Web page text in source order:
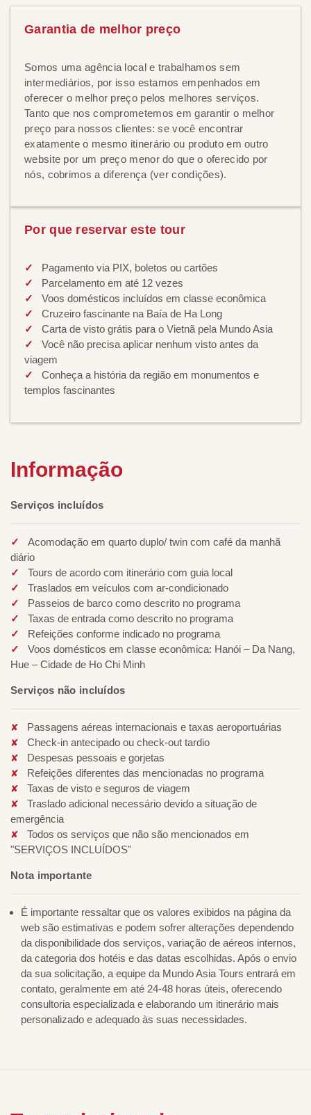
Garantia de melhor preço
Somos uma agência local e trabalhamos sem
intermediários, por isso estamos empenhados em
oferecer o melhor preço pelos melhores serviços.
Tanto que nos comprometemos em garantir o melhor
preço para nossos clientes: se você encontrar
exatamente o mesmo itinerário ou produto em outro
website por um preço menor do que o oferecido por
nós, cobrimos a diferença (ver condições).
Por que reservar este tour
Pagamento via PIX, boletos ou cartões
Parcelamento em até 12 vezes
Voos domésticos incluídos em classe econômica
Cruzeiro fascinante na Baía de Ha Long
Carta de visto grátis para o Vietnã pela Mundo Asia
Você não precisa aplicar nenhum visto antes da
viagem
Conheça a história da região em monumentos e
templos fascinantes
Informação
Serviços incluídos
Acomodação em quarto duplo/ twin com café da manhã
diário
Tours de acordo com itinerário com guia local
Traslados em veículos com ar-condicionado
Passeios de barco como descrito no programa
Taxas de entrada como descrito no programa
Refeições conforme indicado no programa
Voos domésticos em classe econômica: Hanói – Da Nang,
Hue – Cidade de Ho Chi Minh
Serviços não incluídos
Passagens aéreas internacionais e taxas aeroportuárias
Check-in antecipado ou check-out tardio
Despesas pessoais e gorjetas
Refeições diferentes das mencionadas no programa
Taxas de visto e seguros de viagem
Traslado adicional necessário devido a situação de
emergência
Todos os serviços que não são mencionados em
"SERVIÇOS INCLUÍDOS"
Nota importante
É importante ressaltar que os valores exibidos na página da
web são estimativas e podem sofrer alterações dependendo
da disponibilidade dos serviços, variação de aéreos internos,
da categoria dos hotéis e das datas escolhidas. Após o envio
da sua solicitação, a equipe da Mundo Asia Tours entrará em
contato, geralmente em até 24-48 horas úteis, oferecendo
consultoria especializada e elaborando um itinerário mais
personalizado e adequado às suas necessidades.